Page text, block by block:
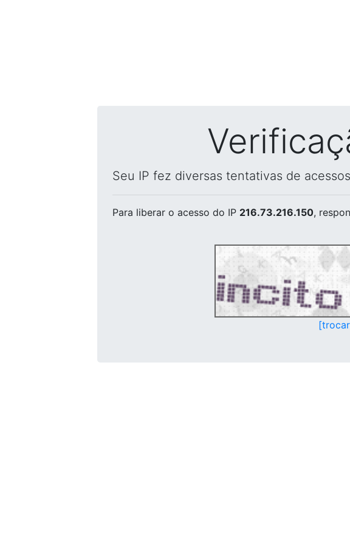
Seu IP fez diversas tentativas de
Para liberar o acesso do IP 216.73.216.150,